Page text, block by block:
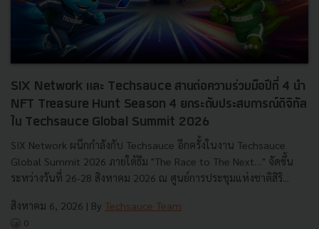
SIX Network และ Techsauce สานต่อความร่วมมือปีที่ 4 นำ
NFT Treasure Hunt Season 4 ยกระดับประสบการณ์ดิจิทัล
ใน Techsauce Global Summit 2026
SIX Network ผนึกกำลังกับ Techsauce อีกครั้งในงาน Techsauce
Global Summit 2026 ภายใต้ธีม "The Race to The Next…" จัดขึ้น
ระหว่างวันที่ 26-28 สิงหาคม 2026 ณ ศูนย์การประชุมแห่งชาติสิริ...
สิงหาคม 6, 2026 | By Techsauce Team
0